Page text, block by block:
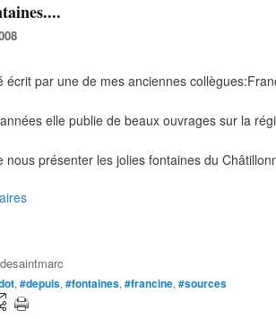
écrit par une de mes anciennes
elle publie de beaux ouvrages sur la
nous présenter les jolies fontaines du
, #depuis, #fontaines, #francine, #sources